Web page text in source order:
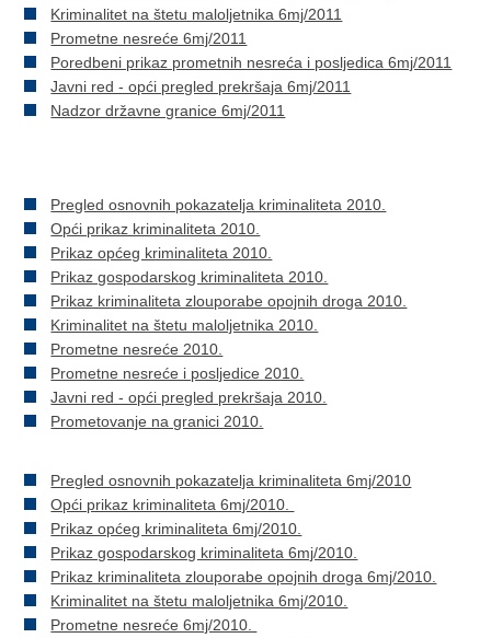
Kriminalitet na štetu maloljetnika 6mj/2011
Prometne nesreće 6mj/2011
Poredbeni prikaz prometnih nesreća i posljedica 6mj/2011
Javni red - opći pregled prekršaja 6mj/2011
Nadzor državne granice 6mj/2011
Pregled osnovnih pokazatelja kriminaliteta 2010.
Opći prikaz kriminaliteta 2010.
Prikaz općeg kriminaliteta 2010.
Prikaz gospodarskog kriminaliteta 2010.
Prikaz kriminaliteta zlouporabe opojnih droga 2010.
Kriminalitet na štetu maloljetnika 2010.
Prometne nesreće 2010.
Prometne nesreće i posljedice 2010.
Javni red - opći pregled prekršaja 2010.
Prometovanje na granici 2010.
Pregled osnovnih pokazatelja kriminaliteta 6mj/2010
Opći prikaz kriminaliteta 6mj/2010.
Prikaz općeg kriminaliteta 6mj/2010.
Prikaz gospodarskog kriminaliteta 6mj/2010.
Prikaz kriminaliteta zlouporabe opojnih droga 6mj/2010.
Kriminalitet na štetu maloljetnika 6mj/2010.
Prometne nesreće 6mj/2010.